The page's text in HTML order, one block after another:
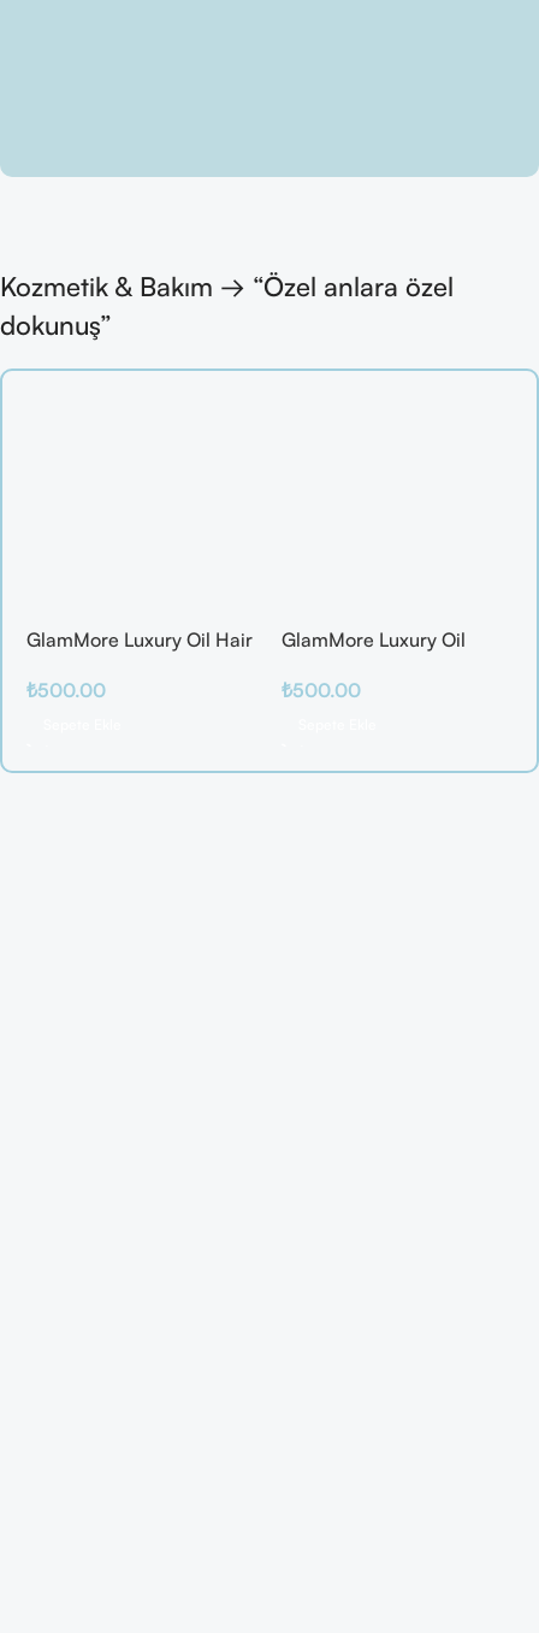
Kozmetik & Bakım → “Özel anlara özel
dokunuş”
GlamMore Luxury Oil Hair
₺500.00
GlamMore Luxury Oil
Saç Kırılmalarına Karşı
₺500.00